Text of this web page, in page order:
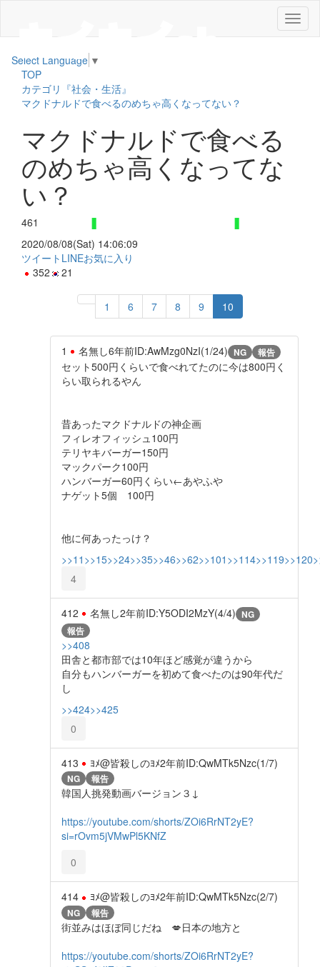
メ
ニ
Select Language ▼
TOP
カテゴリ『社会・生活』
マクドナルドで食べるのめちゃ高くなってない？
マクドナルドで食べる
のめちゃ高くなってな
い？
461
2020/08/08(Sat) 14:06:09
ツイート LINEお気に入り
352
21
1 6 7 8 9 10
1 名無し6年前ID:AwMzg0NzI(1/24) NG 報告
セット500円くらいで食べれてたのに今は800円く
らい取られるやん
昔あったマクドナルドの神企画
フィレオフィッシュ100円
テリヤキバーガー150円
マックパーク100円
ハンバーガー60円くらい←あやふや
ナゲット5個 100円
他に何あったっけ？
>>11 >>15>>24>>35>>46>>62>>101 >>114>>119>>120
4
412 名無し2年前ID:Y5ODI2MzY(4/4) NG
報告
>>408
田舎と都市部では10年ほど感覚が違うから
自分もハンバーガーを初めて食べたのは90年代だ
し
>>424>>425
0
413 ﾖﾒ@皆殺しのﾖﾒ2年前ID:QwMTk5Nzc(1/7)
NG 報告
韓国人挑発動画バージョン３↓
https://youtube.com/shorts/ZOi6RrNT2yE?
si=rOvm5jVMwPl5KNfZ
0
414 ﾖﾒ@皆殺しのﾖﾒ2年前ID:QwMTk5Nzc(2/7)
NG 報告
街並みはほぼ同じだね 💋日本の地方と
https://youtube.com/shorts/ZOi6RrNT2yE?